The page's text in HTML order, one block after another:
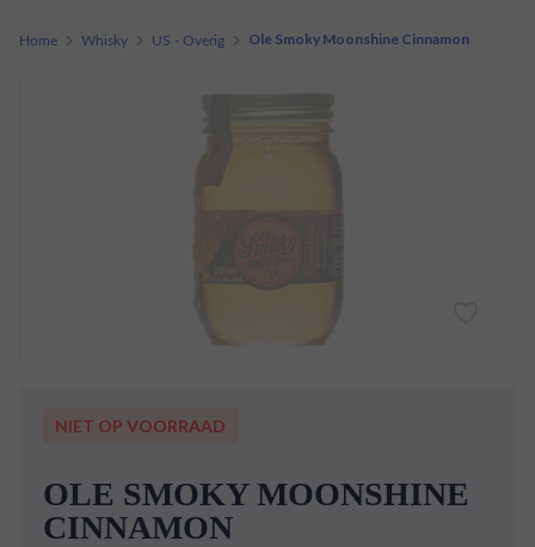
Home Whisky US - Overig Ole Smoky Moonshine Cinnamon
NIET OP VOORRAAD
OLE SMOKY MOONSHINE
CINNAMON